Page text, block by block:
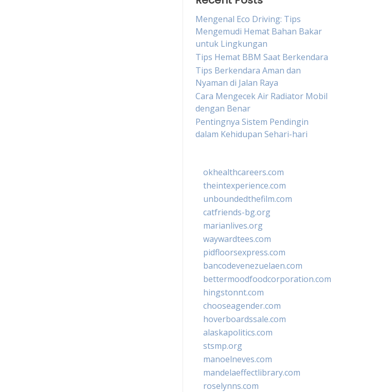
Mengenal Eco Driving: Tips
Mengemudi Hemat Bahan Bakar
untuk Lingkungan
Tips Hemat BBM Saat Berkendara
Tips Berkendara Aman dan
Nyaman di Jalan Raya
Cara Mengecek Air Radiator Mobil
dengan Benar
Pentingnya Sistem Pendingin
dalam Kehidupan Sehari-hari
okhealthcareers.com
theintexperience.com
unboundedthefilm.com
catfriends-bg.org
marianlives.org
waywardtees.com
pidfloorsexpress.com
bancodevenezuelaen.com
bettermoodfoodcorporation.com
hingstonnt.com
chooseagender.com
hoverboardssale.com
alaskapolitics.com
stsmp.org
manoelneves.com
mandelaeffectlibrary.com
roselynns.com